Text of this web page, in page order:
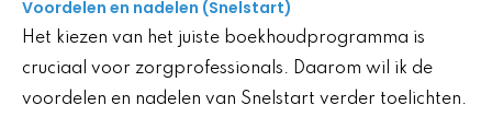
Voordelen en nadelen (Snelstart)
Het kiezen van het juiste boekhoudprogramma is
cruciaal voor zorgprofessionals. Daarom wil ik de
voordelen en nadelen van Snelstart verder toelichten.